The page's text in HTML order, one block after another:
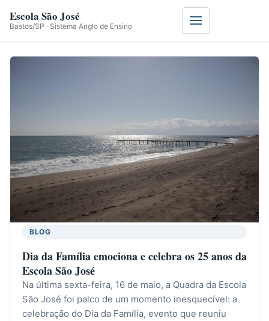
Escola São José
Bastos/SP · Sistema Anglo de Ensino Menu
BLOG
Dia da Família emociona e celebra os 25 anos da
Escola São José
Na última sexta-feira, 16 de maio, a Quadra da Escola
São José foi palco de um momento inesquecível: a
celebração do Dia da Família, evento que reuniu